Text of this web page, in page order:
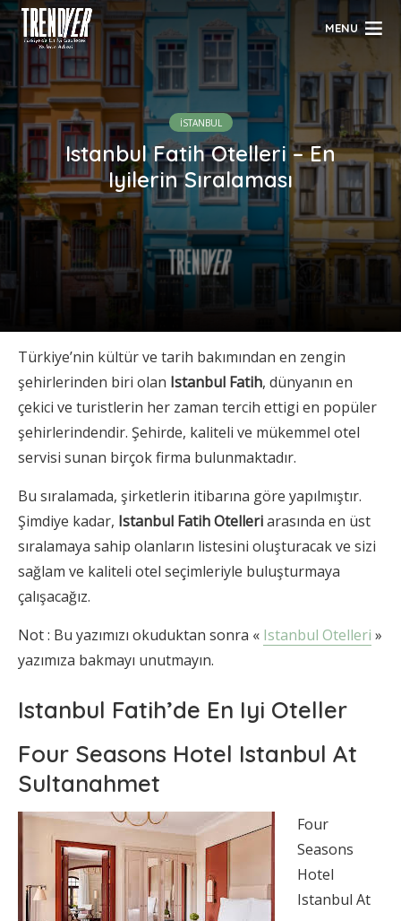
MENU
İSTANBUL
Istanbul Fatih Otelleri – En
Iyilerin Sıralaması
Türkiye’nin kültür ve tarih bakımından en zengin
şehirlerinden biri olan Istanbul Fatih, dünyanın en
çekici ve turistlerin her zaman tercih ettigi en popüler
şehirlerindendir. Şehirde, kaliteli ve mükemmel otel
servisi sunan birçok firma bulunmaktadır.
Bu sıralamada, şirketlerin itibarına göre yapılmıştır.
Şimdiye kadar, Istanbul Fatih Otelleriarasında en üst
sıralamaya sahip olanların listesini oluşturacak ve sizi
sağlam ve kaliteli otel seçimleriyle buluşturmaya
çalışacağız.
Not : Bu yazımızı okuduktan sonra « Istanbul Otelleri »
yazımıza bakmayı unutmayın.
Istanbul Fatih’de En Iyi Oteller
Four Seasons Hotel Istanbul At
Sultanahmet
Four
Seasons
Hotel
Istanbul At